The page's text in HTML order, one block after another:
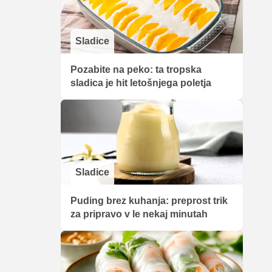
Sladice
Pozabite na peko: ta tropska
sladica je hit letošnjega poletja
Sladice
Puding brez kuhanja: preprost trik
za pripravo v le nekaj minutah